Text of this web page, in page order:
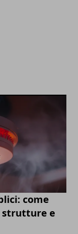
come
strutture e